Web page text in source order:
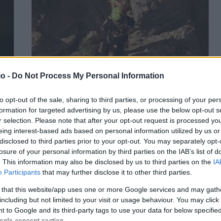
- Do Not Process My Personal Information
opt-out of the sale, sharing to third parties, or processing of your
for targeted advertising by us, please use the below opt-out
selection. Please note that after your opt-out request is processed
interest-based ads based on personal information utilized by us
to third parties prior to your opt-out. You may separately
of your personal information by third parties on the IAB’s list of
This information may also be disclosed by us to third parties on the
Participants that may further disclose it to other third parties.
that this website/app uses one or more Google services and may
but not limited to your visit or usage behaviour. You may
to Google and its third-party tags to use your data for below
γυναίκας που έπεσε στον γκρεμό (βίντεο)
ΑΝΑΡΤΗΘΗΚΕ ΑΠΟ NEWSROOM 26 ΜΑΡΤΊΟΥ 2026
Η γυναίκα διακομίσθηκε στο νοσοκομείο και είναι καλά
στην υγεία της